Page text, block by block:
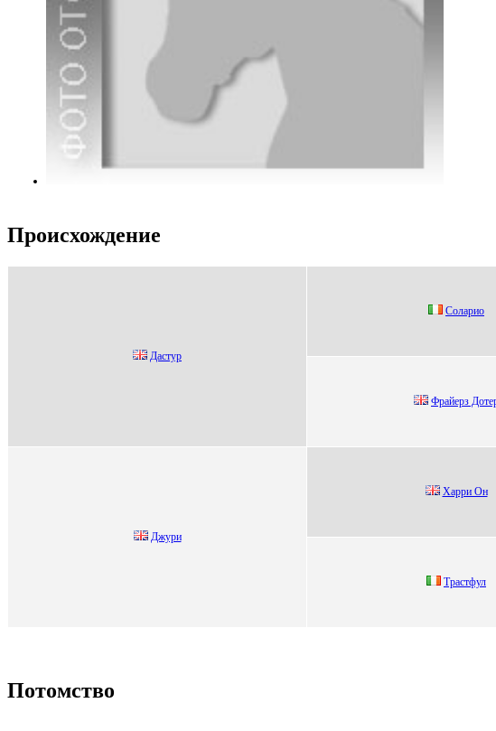
Происхождение
Даcтур
Cолaрио
Фpaйеpз
Джури
Xарри Он
Трaстфул
Потомство